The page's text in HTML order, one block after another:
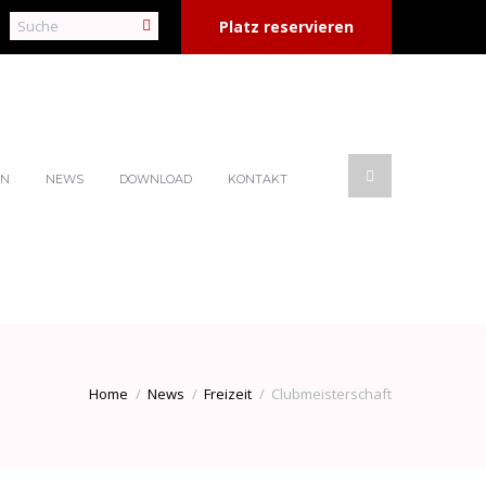
Platz reservieren
NEWS DOWNLOAD KONTAKT
Home News Freizeit Clubmeisterschaft